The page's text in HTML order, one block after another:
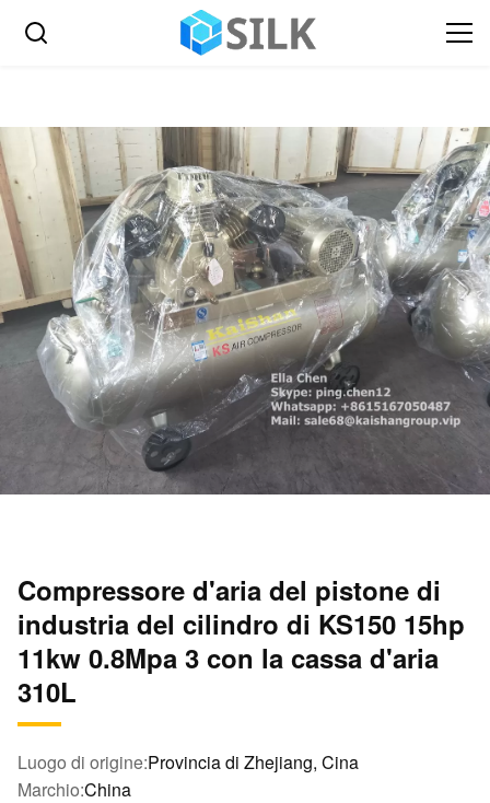
Compressore d'aria del pistone di
industria del cilindro di KS150 15hp
11kw 0.8Mpa 3 con la cassa d'aria
310L
Luogo di origine:Provincia di Zhejiang, Cina
Marchio:China